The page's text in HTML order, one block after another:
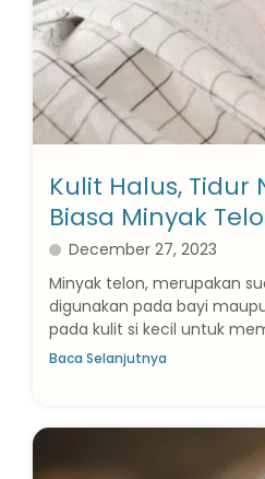
Kulit Halus,
Biasa Minyak
December 27, 2023
Minyak telon, merupakan
digunakan pada bayi
pada kulit si kecil untuk
Baca Selanjutnya